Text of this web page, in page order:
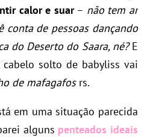
calor e suar– não tem ar
conta de pessoas dançando
do Deserto do Saara, né?E
solto de babyliss vai
de mafagafosrs.
em uma situação parecida
alguns penteados ideais